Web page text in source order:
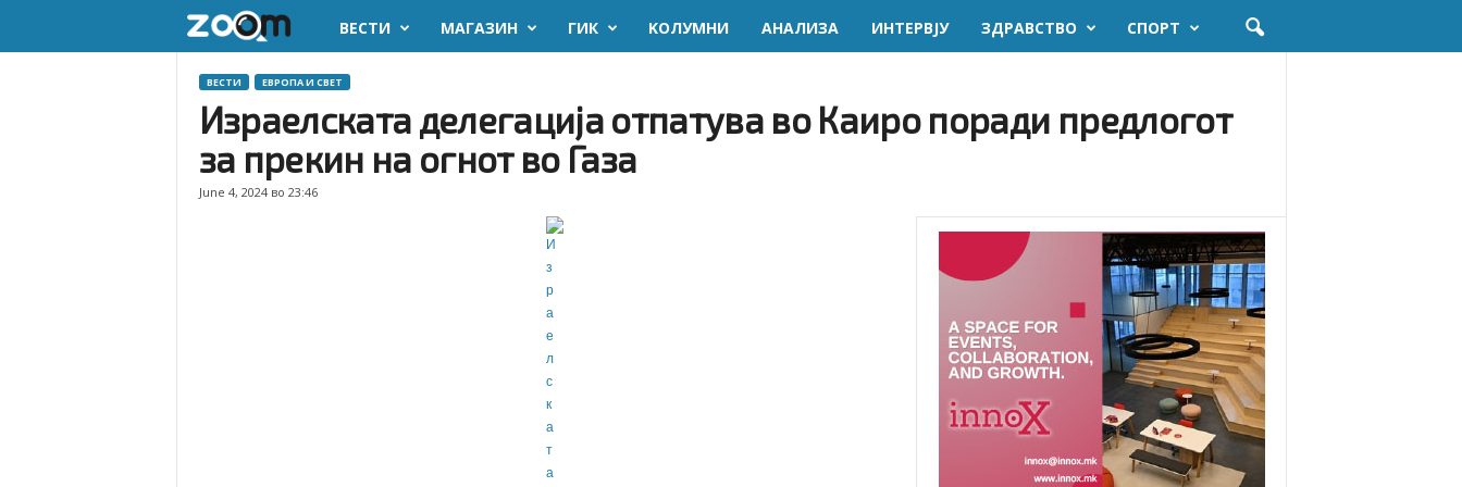
o
o
m
ВЕСТИ МАГАЗИН ГИК KОЛУМНИ AНАЛИЗА ИНТЕРВЈУ ЗДРАВСТВО СПОРТ
ВЕСТИ ЕВРОПА И СВЕТ
Израелската делегација отпатува во Каиро поради предлогот
за прекин на огнот во Газа
June 4, 2024 во 23:46